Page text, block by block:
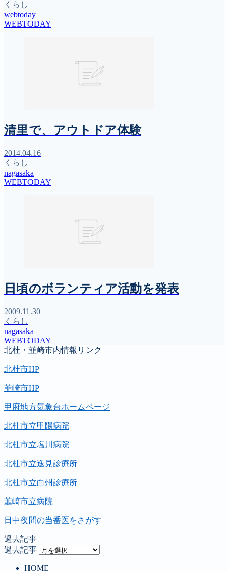
くらし
webtoday
WEBTODAY
清里で、アウトドア体験
2014.04.16
くらし
nagasaka
WEBTODAY
日頃のボランティア活動を発表
2009.11.30
くらし
nagasaka
WEBTODAY
北杜・韮崎市内情報リンク
北杜市HP
韮崎市HP
甲府地方気象台ホームページ
北杜市立甲陽病院
北杜市立塩川病院
北杜市立逸見診療所
北杜市立白州診療所
韮崎市立病院
日中夜間の当番医をさがす
過去記事
過去記事
HOME